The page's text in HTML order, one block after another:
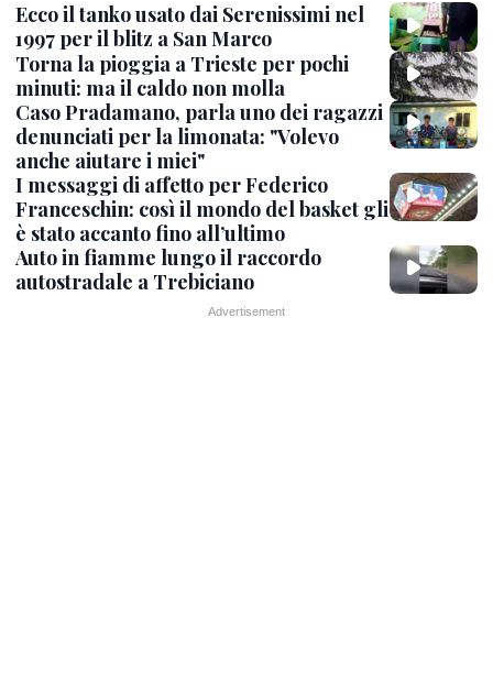
Ecco il tanko usato dai Serenissimi nel
1997 per il blitz a San Marco
Torna la pioggia a Trieste per pochi
minuti: ma il caldo non molla
Caso Pradamano, parla uno dei ragazzi
denunciati per la limonata: "Volevo
anche aiutare i miei"
I messaggi di affetto per Federico
Franceschin: così il mondo del basket gli
è stato accanto fino all’ultimo
Auto in fiamme lungo il raccordo
autostradale a Trebiciano